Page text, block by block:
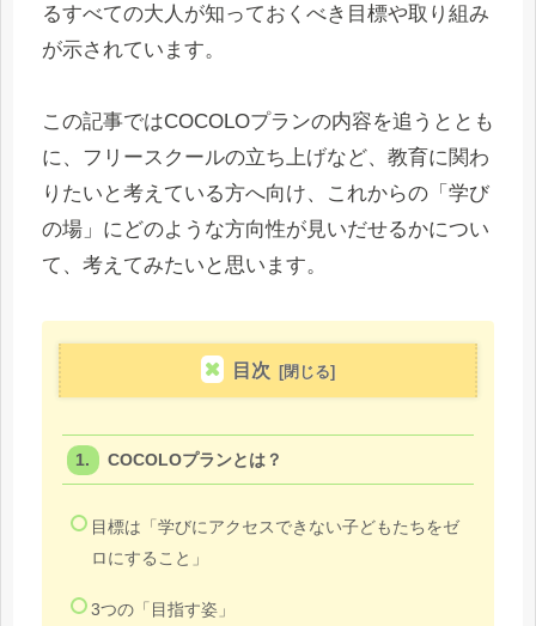
るすべての大人が知っておくべき目標や取り組み
が示されています。
この記事ではCOCOLOプランの内容を追うととも
に、フリースクールの立ち上げなど、教育に関わ
りたいと考えている方へ向け、これからの「学び
の場」にどのような方向性が見いだせるかについ
て、考えてみたいと思います。
目次
COCOLOプランとは？
目標は「学びにアクセスできない子どもたちをゼ
ロにすること」
3つの「目指す姿」